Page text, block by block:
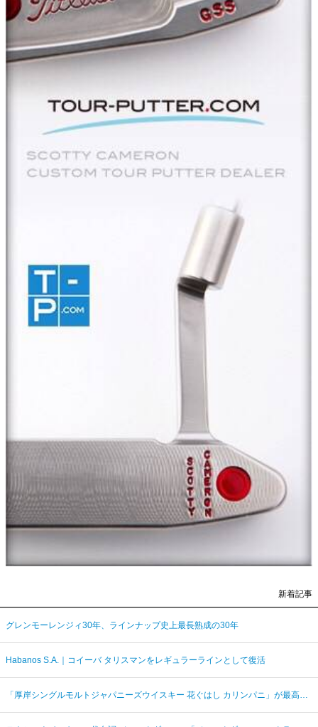
新着記事
グレンモーレンジィ30年、ラインナップ史上最長熟成の30年
Habanos S.A.｜コイーバ タリスマンをレギュラーラインとして復活